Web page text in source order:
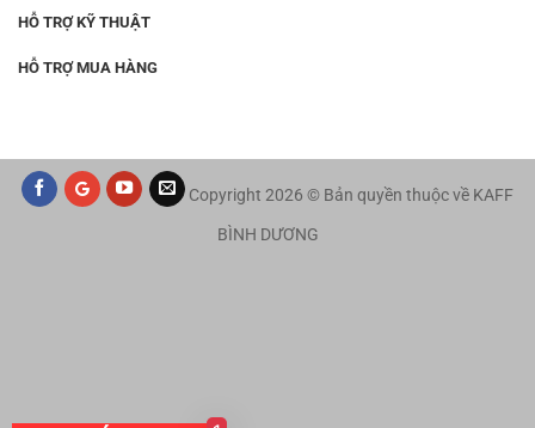
HỖ TRỢ KỸ THUẬT
HỖ TRỢ MUA HÀNG
Copyright 2026 © Bản quyền thuộc về KAFF
BÌNH DƯƠNG